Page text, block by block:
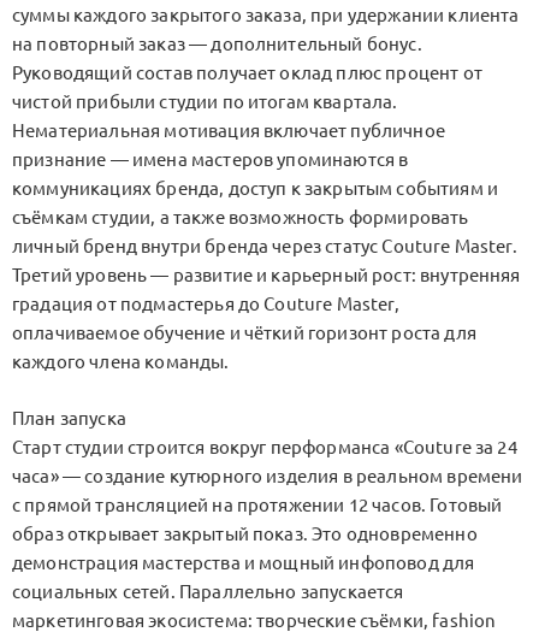
суммы каждого закрытого заказа, при удержании клиента
на повторный заказ — дополнительный бонус.
Руководящий состав получает оклад плюс процент от
чистой прибыли студии по итогам квартала.
Нематериальная мотивация включает публичное
признание — имена мастеров упоминаются в
коммуникациях бренда, доступ к закрытым событиям и
съёмкам студии, а также возможность формировать
личный бренд внутри бренда через статус Couture Master.
Третий уровень — развитие и карьерный рост: внутренняя
градация от подмастерья до Couture Master,
оплачиваемое обучение и чёткий горизонт роста для
каждого члена команды.
План запуска
Старт студии строится вокруг перформанса «Couture за 24
часа» — создание кутюрного изделия в реальном времени
с прямой трансляцией на протяжении 12 часов. Готовый
образ открывает закрытый показ. Это одновременно
демонстрация мастерства и мощный инфоповод для
социальных сетей. Параллельно запускается
маркетинговая экосистема: творческие съёмки, fashion